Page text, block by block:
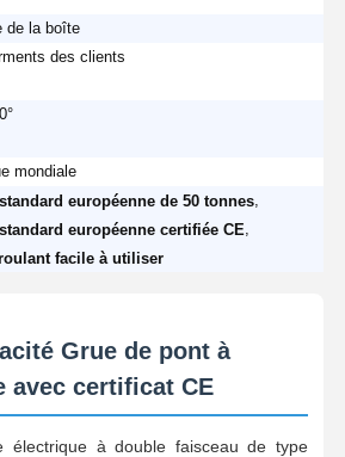
et frein
de la boîte
des clients
mondiale
européenne de 50 tonnes
européenne certifiée CE
facile à utiliser
Grue de pont à
avec certificat CE
électrique à double faisceau de type